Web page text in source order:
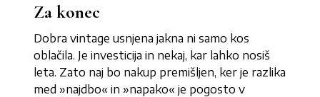
Za konec
Dobra vintage usnjena jakna ni samo kos
oblačila. Je investicija in nekaj, kar lahko nosiš
leta. Zato naj bo nakup premišljen, ker je razlika
med »najdbo« in »napako« je pogosto v